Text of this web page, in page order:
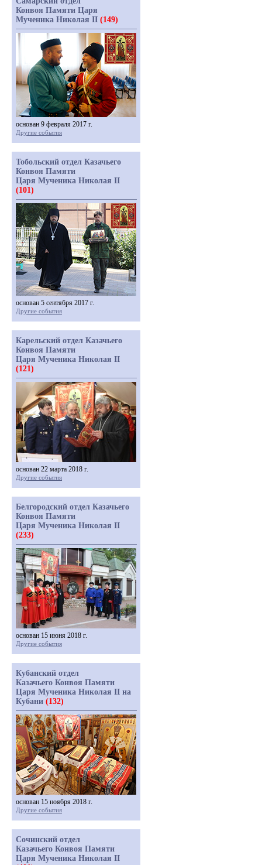
Конвоя Памяти Царя
Мученика Николая II (149)
основан 9 февраля 2017 г.
Другие события
Тобольский отдел Казачьего
Конвоя Памяти
Царя Мученика Николая II
(101)
основан 5 сентября 2017 г.
Другие события
Карельский отдел Казачьего
Конвоя Памяти
Царя Мученика Николая II
(121)
основан 22 марта 2018 г.
Другие события
Белгородский отдел Казачьего
Конвоя Памяти
Царя Мученика Николая II
(233)
основан 15 июня 2018 г.
Другие события
Кубанский отдел
Казачьего Конвоя Памяти
Царя Мученика Николая II на
Кубани (132)
основан 15 ноября 2018 г.
Другие события
Сочинский отдел
Казачьего Конвоя Памяти
Царя Мученика Николая II